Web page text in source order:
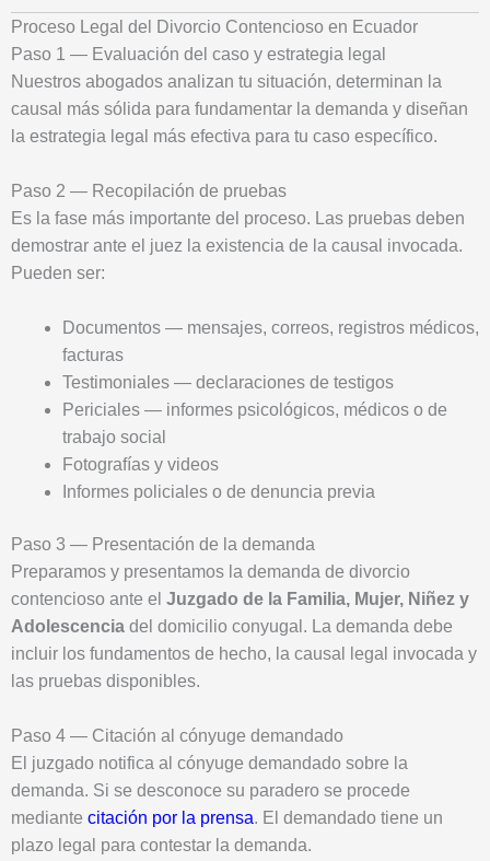
Proceso Legal del Divorcio Contencioso en Ecuador
Paso 1 — Evaluación del caso y estrategia legal
Nuestros abogados analizan tu situación, determinan la
causal más sólida para fundamentar la demanda y diseñan
la estrategia legal más efectiva para tu caso específico.
Paso 2 — Recopilación de pruebas
Es la fase más importante del proceso. Las pruebas deben
demostrar ante el juez la existencia de la causal invocada.
Pueden ser:
Documentos — mensajes, correos, registros médicos,
facturas
Testimoniales — declaraciones de testigos
Periciales — informes psicológicos, médicos o de
trabajo social
Fotografías y videos
Informes policiales o de denuncia previa
Paso 3 — Presentación de la demanda
Preparamos y presentamos la demanda de divorcio
contencioso ante el Juzgado de la Familia, Mujer, Niñez y
Adolescencia del domicilio conyugal. La demanda debe
incluir los fundamentos de hecho, la causal legal invocada y
las pruebas disponibles.
Paso 4 — Citación al cónyuge demandado
El juzgado notifica al cónyuge demandado sobre la
demanda. Si se desconoce su paradero se procede
mediante citación por la prensa. El demandado tiene un
plazo legal para contestar la demanda.